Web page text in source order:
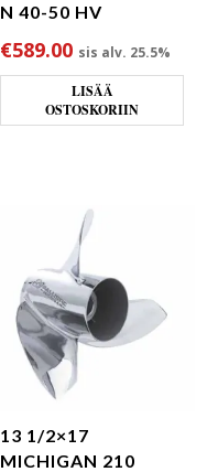
N 40-50 HV
€589.00 sis alv. 25.5%
LISÄÄ
OSTOSKORIIN
13 1/2×17
MICHIGAN 210